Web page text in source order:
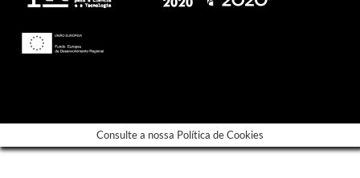
Consulte a nossa Política de Cookies